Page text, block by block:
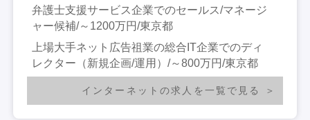
弁護士支援サービス企業でのセールス/マネージ
ャー候補/～1200万円/東京都
上場大手ネット広告祖業の総合IT企業でのディ
レクター（新規企画/運用）/～800万円/東京都
インターネットの求人を一覧で見る